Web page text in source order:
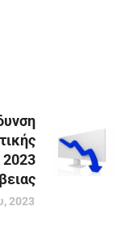
2023